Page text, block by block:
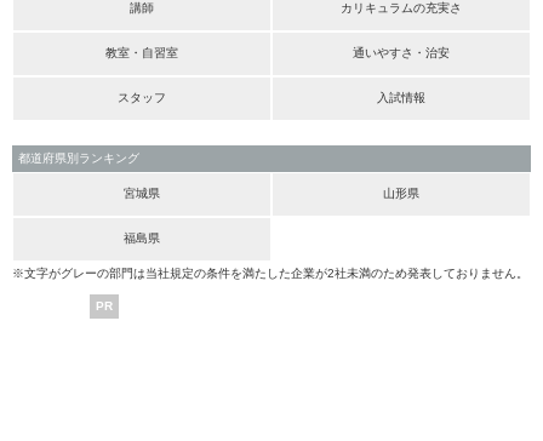
講師 カリキュラムの充実さ
教室・自習室 通いやすさ・治安
スタッフ 入試情報
都道府県別ランキング
宮城県 山形県
福島県
※文字がグレーの部門は当社規定の条件を満たした企業が2社未満のため発表しておりません。
PR